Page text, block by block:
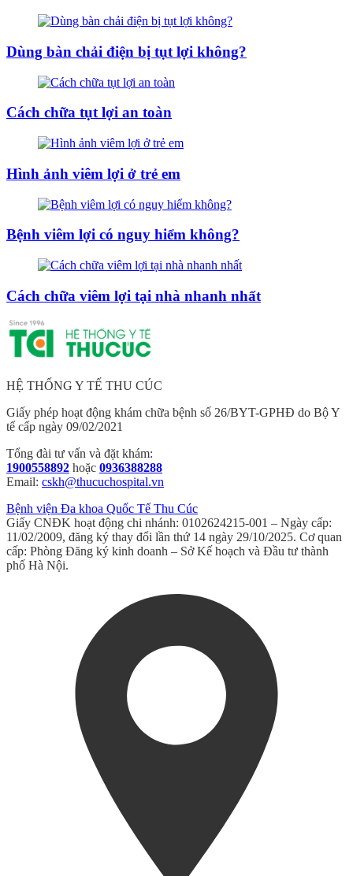
Dùng bàn chải điện bị tụt lợi không?
Cách chữa tụt lợi an toàn
Hình ảnh viêm lợi ở trẻ em
Bệnh viêm lợi có nguy hiểm không?
Cách chữa viêm lợi tại nhà nhanh nhất
HỆ THỐNG Y TẾ THU CÚC
Giấy phép hoạt động khám chữa bệnh số 26/BYT-GPHĐ do Bộ Y
tế cấp ngày 09/02/2021
Tổng đài tư vấn và đặt khám:
1900558892 hoặc 0936388288
Email: cskh@thucuchospital.vn
Bệnh viện Đa khoa Quốc Tế Thu Cúc
Giấy CNĐK hoạt động chi nhánh: 0102624215-001 – Ngày cấp:
11/02/2009, đăng ký thay đổi lần thứ 14 ngày 29/10/2025. Cơ quan
cấp: Phòng Đăng ký kinh doanh – Sở Kế hoạch và Đầu tư thành
phố Hà Nội.